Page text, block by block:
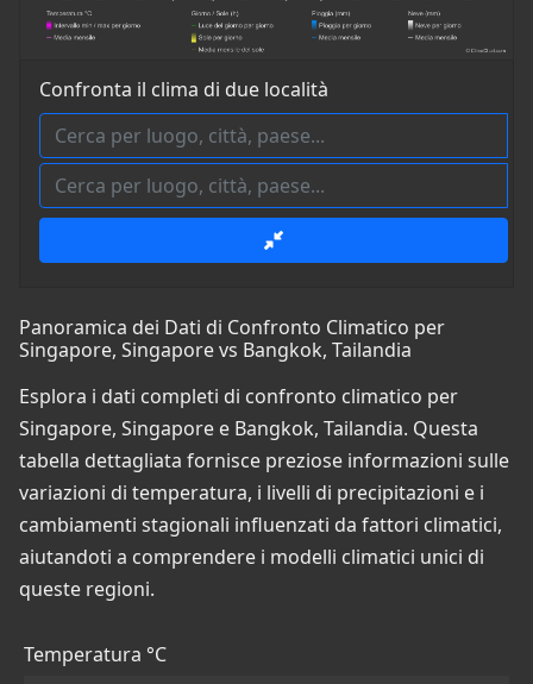
Confronta il clima di due località
Panoramica dei Dati di Confronto Climatico per
Singapore, Singapore vs Bangkok, Tailandia
Esplora i dati completi di confronto climatico per
Singapore, Singapore e Bangkok, Tailandia. Questa
tabella dettagliata fornisce preziose informazioni sulle
variazioni di temperatura, i livelli di precipitazioni e i
cambiamenti stagionali influenzati da fattori climatici,
aiutandoti a comprendere i modelli climatici unici di
queste regioni.
Temperatura °C